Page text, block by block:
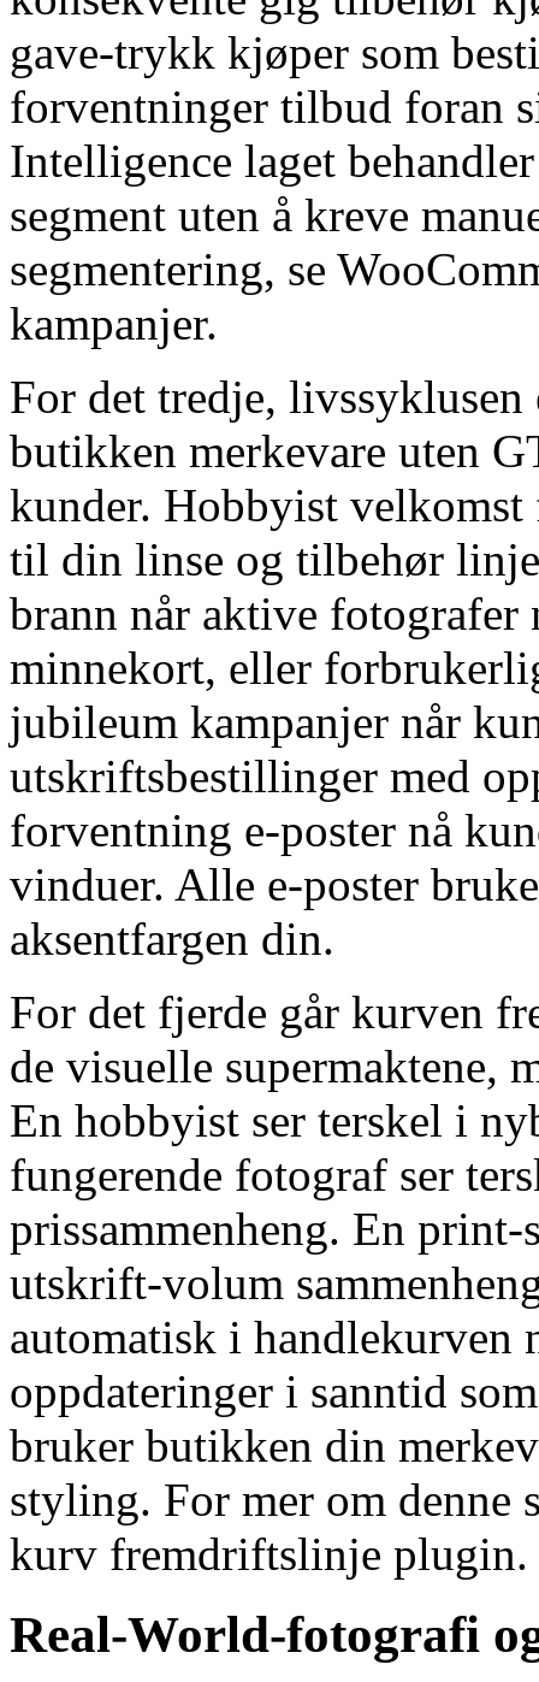
gave-trykk kjøper som
forventninger tilbud foran
Intelligence laget
segment uten å kreve
segmentering, se
kampanjer.
For det tredje,
butikken merkevare uten
kunder. Hobbyist
til din linse og tilbehør
brann når aktive
minnekort, eller
jubileum kampanjer når
utskriftsbestillinger med
forventning e-poster nå
vinduer. Alle e-poster
aksentfargen din.
For det fjerde går kurven
de visuelle supermaktene,
En hobbyist ser terskel i
fungerende fotograf ser
prissammenheng. En
utskrift-volum
automatisk i handlekurven
oppdateringer i sanntid
bruker butikken din
styling. For mer om denne
kurv fremdriftslinje plugin.
Real-World-fotografi